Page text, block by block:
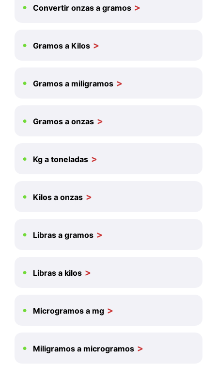
Convertir onzas a gramos
Gramos a Kilos
Gramos a miligramos
Gramos a onzas
Kg a toneladas
Kilos a onzas
Libras a gramos
Libras a kilos
Microgramos a mg
Miligramos a microgramos